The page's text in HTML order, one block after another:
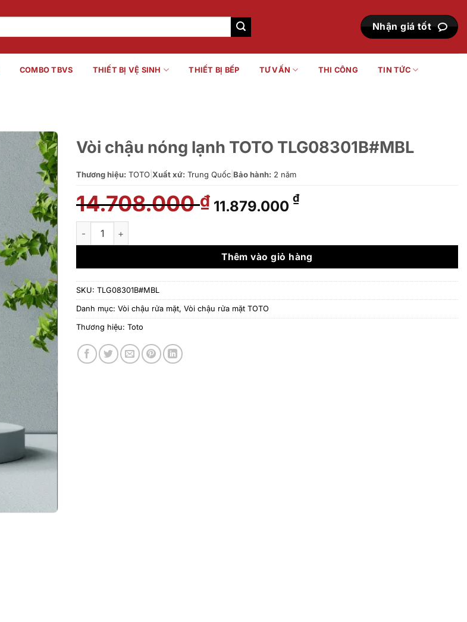
Nhận giá tốt
COMBO TBVS THIẾT BỊ VỆ SINH THIẾT BỊ BẾP TƯ VẤN THI CÔNG TIN TỨC
Vòi chậu nóng lạnh TOTO TLG08301B#MBL
Thương hiệu: TOTO Xuất xứ: Trung Quốc Bảo hành: 2 năm
14.708.000₫ Giá
gốc
14.708.000 ₫.
11.879.000 ₫Giá
là:
11.879.000 ₫.
Vòi chậu nóng lạnh TOTO TLG08301B#MBL số lượng
Thêm vào giỏ hàng
SKU: TLG08301B#MBL
Danh mục: Vòi chậu rửa mặt, Vòi chậu rửa mặt TOTO
Thương hiệu: Toto